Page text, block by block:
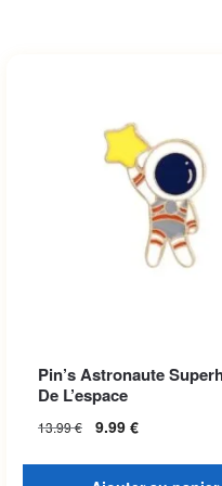
Pin’s Astronaute
De L’espace
13.99€ 9.99 €